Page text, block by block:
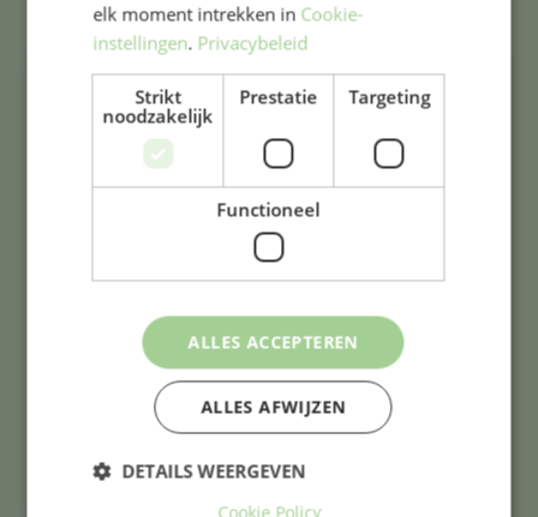
elk moment intrekken in Cookie-
instellingen. Privacybeleid
Strikt
noodzakelijk
Prestatie Targeting
Functioneel
ALLES ACCEPTEREN
ALLES AFWIJZEN
DETAILS WEERGEVEN
Cookie Policy